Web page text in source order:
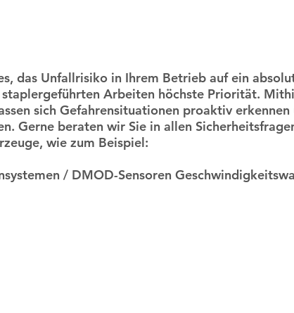
das Unfallrisiko in Ihrem Betrieb auf ein
Arbeiten höchste Priorität.
sich Gefahrensituationen proaktiv erkennen
Gerne beraten wir Sie in allen
wie zum Beispiel:
/ DMOD-Sensoren